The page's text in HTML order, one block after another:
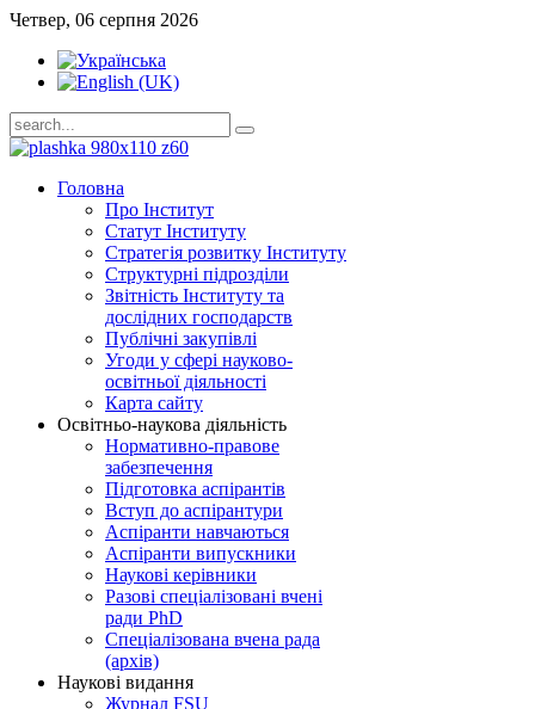
Четвер, 06 серпня 2026
Головна
Про Інститут
Статут Інституту
Стратегія розвитку Інституту
Структурні підрозділи
Звітність Інституту та
дослідних господарств
Публічні закупівлі
Угоди у сфері науково-
освітньої діяльності
Карта сайту
Освітньо-наукова діяльність
Нормативно-правове
забезпечення
Підготовка аспірантів
Вступ до аспірантури
Аспіранти навчаються
Аспіранти випускники
Наукові керівники
Разові спеціалізовані вчені
ради PhD
Спеціалізована вчена рада
(архів)
Наукові видання
Журнал FSU